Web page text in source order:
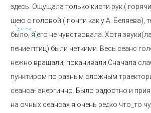
здесь. Ощущала только кисти рук (
шею с головой ( почти как у А. Беляева),
было, я его не чувствовала. Хотя
пение птиц) были четкими. Весь сеанс
нежно вращали, покачивали.Сначала
пунктиром по разным сложным
сеанса- энергично. Было радостно и
на очных сеансах я очень редко что_то